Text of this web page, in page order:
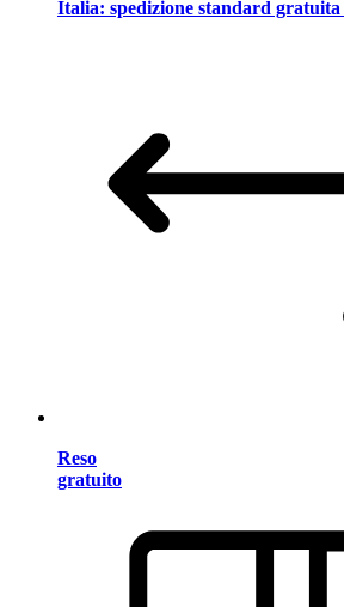
Italia: spedizione standard gratuita
Reso
gratuito